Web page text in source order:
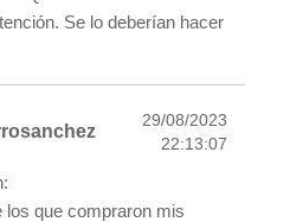
Se lo deberían hacer
29/08/2023
22:13:07
los que compraron mis